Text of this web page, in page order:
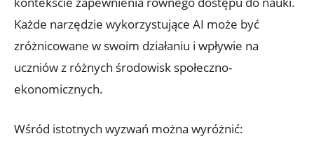
Każde narzędzie wykorzystujące AI może być
zróżnicowane w swoim działaniu i wpływie na
uczniów z różnych środowisk społeczno-
ekonomicznych.
Wśród istotnych wyzwań można wyróżnić: